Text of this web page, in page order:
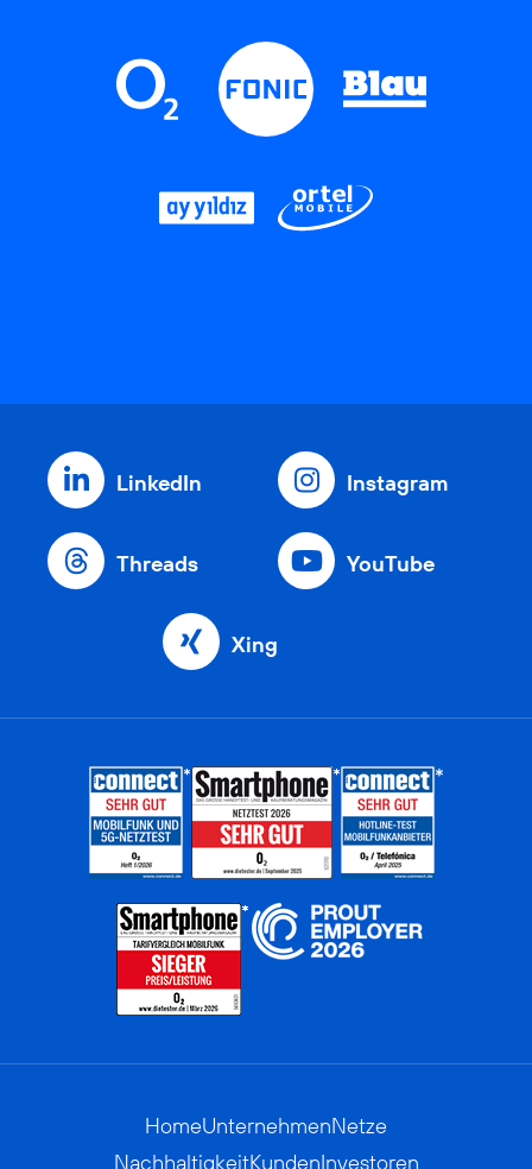
LinkedIn Instagram
Threads YouTube
Xing
HomeUnternehmenNetze
NachhaltigkeitKundenInvestoren